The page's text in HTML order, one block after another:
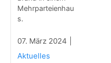
Mehrparteienhau
s.
07. März 2024
Aktuelles